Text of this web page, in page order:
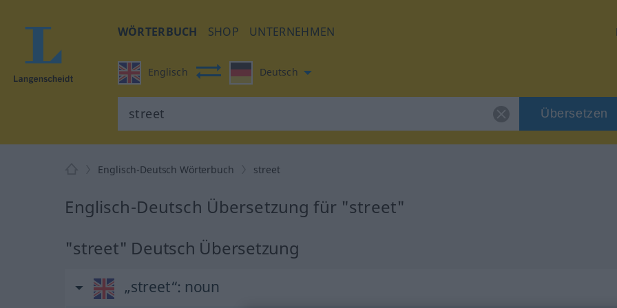
WÖRTERBUCH SHOP UNTERNEHMEN
Englisch Deutsch
Übersetzen
Englisch-Deutsch Wörterbuch street
Englisch-Deutsch Übersetzung für "street"
"street" Deutsch Übersetzung
„street“: noun